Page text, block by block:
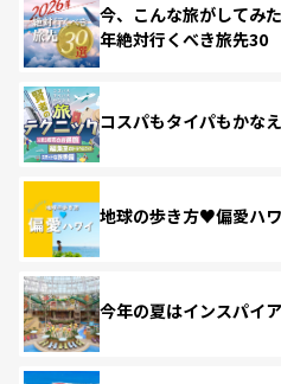
今、こんな旅がしてみ
年絶対行くべき旅先30
コスパもタイパもかな
地球の歩き方♥偏愛ハ
今年の夏はインスパイ